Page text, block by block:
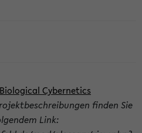
Cybernetics
finden Sie
Link: